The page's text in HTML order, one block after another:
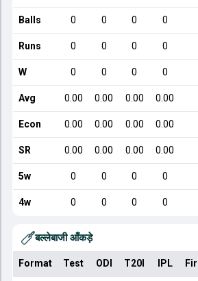
Balls 0 0 0 0
Runs 0 0 0 0
W 0 0 0 0
Avg 0.00 0.00 0.00 0.00
Econ 0.00 0.00 0.00 0.00
SR 0.00 0.00 0.00 0.00
5w 0 0 0 0
4w 0 0 0 0
बल्लेबाजी आँकड़े
Format Test ODI T20I IPL